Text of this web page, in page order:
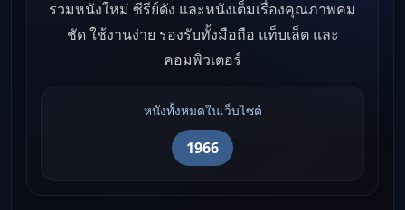
รวมหนังใหม่ ซีรีย์ดัง และหนังเต็มเรื่องคุณภาพคม
ชัด ใช้งานง่าย รองรับทั้งมือถือ แท็บเล็ต และ
คอมพิวเตอร์
หนังทั้งหมดในเว็บไซต์
1966